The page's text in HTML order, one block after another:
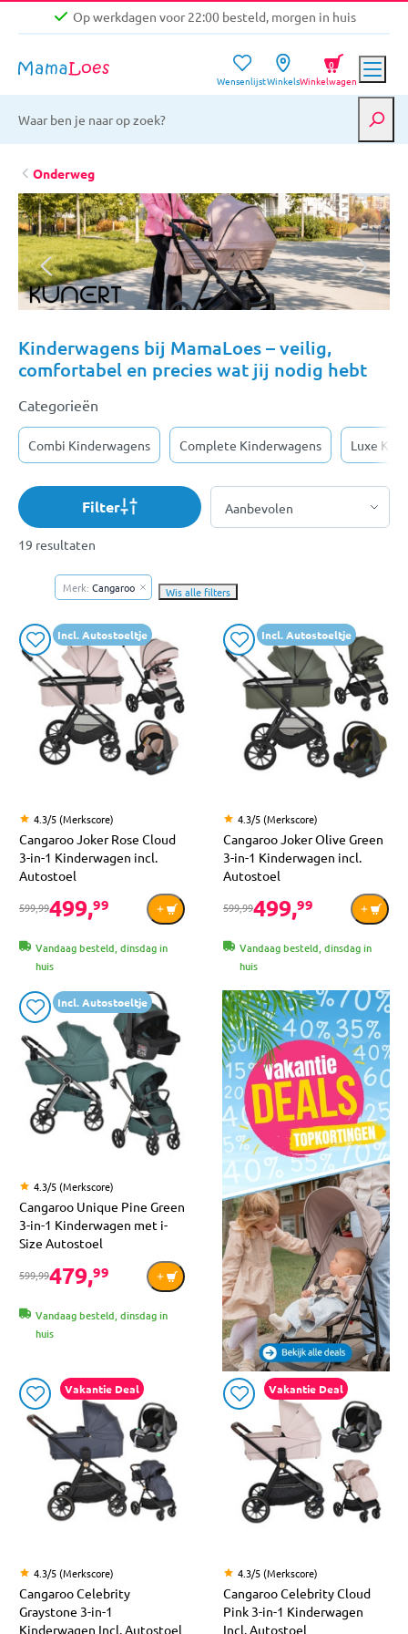
Op werkdagen voor 22:00 besteld, morgen in huis
Gratis verzending vanaf €39,-
Op werkdagen voor 22:00 besteld, morgen in huis
WensenlijstWinkelsWinkelwagen
0
Onderweg
Kinderwagens bij MamaLoes – veilig,
comfortabel en precies wat jij nodig hebt
Categorieën
Combi Kinderwagens Complete Kinderwagens Luxe
Filter
19 resultaten
Merk: Cangaroo Wis alle filters
Incl. Autostoeltje
4.3/5 (Merkscore)
Cangaroo Joker Rose Cloud
3-in-1 Kinderwagen incl.
Autostoel
599,99499,99
Vandaag besteld, dinsdag in
huis
Incl. Autostoeltje
4.3/5 (Merkscore)
Cangaroo Joker Olive Green
3-in-1 Kinderwagen incl.
Autostoel
599,99499,99
Vandaag besteld, dinsdag in
huis
Incl. Autostoeltje
4.3/5 (Merkscore)
Cangaroo Unique Pine Green
3-in-1 Kinderwagen met i-
Size Autostoel
599,99479,99
Vandaag besteld, dinsdag in
huis
Vakantie Deal
4.3/5 (Merkscore)
Cangaroo Celebrity
Graystone 3-in-1
Kinderwagen Incl. Autostoel
Vakantie Deal
4.3/5 (Merkscore)
Cangaroo Celebrity Cloud
Pink 3-in-1 Kinderwagen
Incl. Autostoel